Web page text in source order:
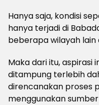
Hanya saja, kondisi
hanya terjadi di
beberapa wilayah lain
Maka dari itu, aspirasi
ditampung terlebih
direncanakan proses
menggunakan